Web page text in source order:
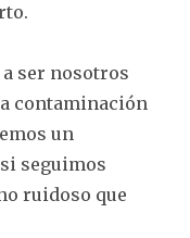
ser nosotros
contaminación
un
seguimos
ruidoso que